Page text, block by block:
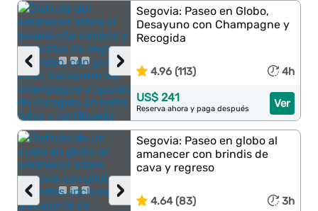
›
‹
Segovia: Paseo en Globo,
Desayuno con Champagne y
Recogida
4.96 (113) 4h
Ver
US$ 241
Reserva ahora y paga después
›
‹
Segovia: Paseo en globo al
amanecer con brindis de
cava y regreso
4.64 (83) 3h